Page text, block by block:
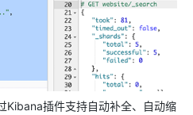
Kibana插件支持自动补全、自动缩